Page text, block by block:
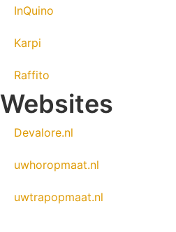
InQuino
Karpi
Raffito
Websites
Devalore.nl
uwhoropmaat.nl
uwtrapopmaat.nl